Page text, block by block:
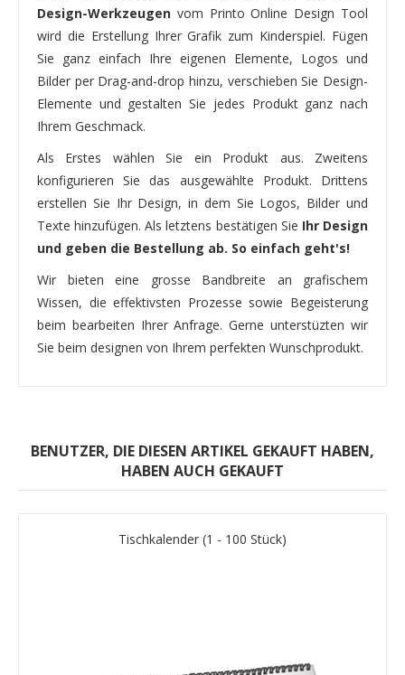
Design-Werkzeugen vom Printo Online Design Tool
wird die Erstellung Ihrer Grafik zum Kinderspiel. Fügen
Sie ganz einfach Ihre eigenen Elemente, Logos und
Bilder per Drag-and-drop hinzu, verschieben Sie Design-
Elemente und gestalten Sie jedes Produkt ganz nach
Ihrem Geschmack.
Als Erstes wählen Sie ein Produkt aus. Zweitens
konfigurieren Sie das ausgewählte Produkt. Drittens
erstellen Sie Ihr Design, in dem Sie Logos, Bilder und
Texte hinzufügen. Als letztens bestätigen Sie Ihr Design
und geben die Bestellung ab. So einfach geht's!
Wir bieten eine grosse Bandbreite an grafischem
Wissen, die effektivsten Prozesse sowie Begeisterung
beim bearbeiten Ihrer Anfrage. Gerne unterstüzten wir
Sie beim designen von Ihrem perfekten Wunschprodukt.
BENUTZER, DIE DIESEN ARTIKEL GEKAUFT HABEN,
HABEN AUCH GEKAUFT
Tischkalender (1 - 100 Stück)